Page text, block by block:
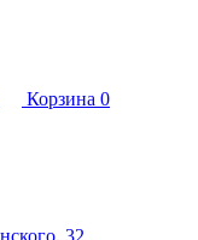
Корзина 0
32